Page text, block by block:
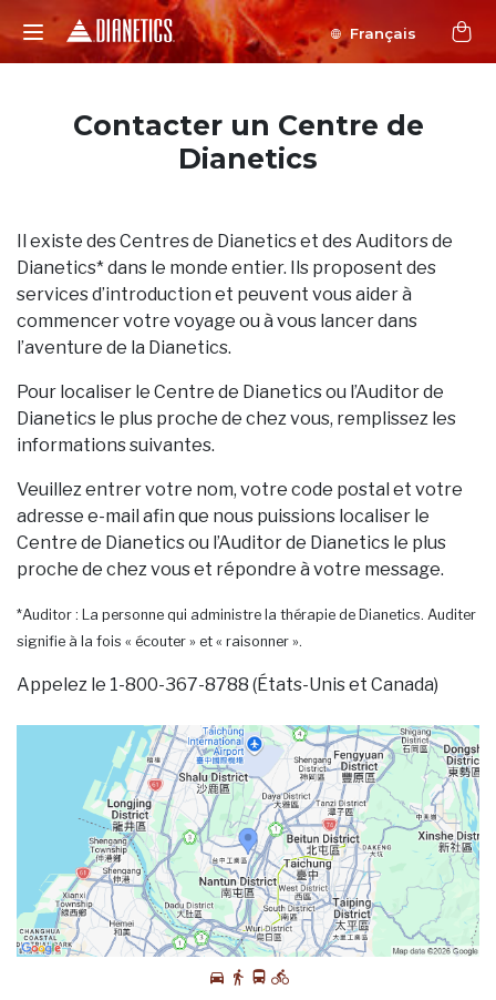
Français
Contacter un Centre de
Dianetics
Il existe des Centres de Dianetics et des Auditors de
Dianetics* dans le monde entier. Ils proposent des
services d’introduction et peuvent vous aider à
commencer votre voyage ou à vous lancer dans
l’aventure de la Dianetics.
Pour localiser le Centre de Dianetics ou l’Auditor de
Dianetics le plus proche de chez vous, remplissez les
informations suivantes.
Veuillez entrer votre nom, votre code postal et votre
adresse e-mail afin que nous puissions localiser le
Centre de Dianetics ou l’Auditor de Dianetics le plus
proche de chez vous et répondre à votre message.
*Auditor : La personne qui administre la thérapie de Dianetics. Auditer
signifie à la fois « écouter » et « raisonner ».
Appelez le 1-800-367-8788 (États-Unis et Canada)